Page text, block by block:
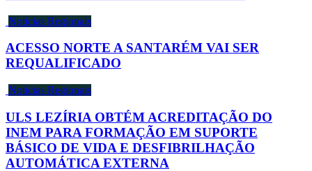
Notícias Regionais
ACESSO NORTE A SANTARÉM VAI SER
REQUALIFICADO
Notícias Regionais
ULS LEZÍRIA OBTÉM ACREDITAÇÃO DO
INEM PARA FORMAÇÃO EM SUPORTE
BÁSICO DE VIDA E DESFIBRILHAÇÃO
AUTOMÁTICA EXTERNA